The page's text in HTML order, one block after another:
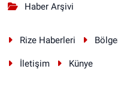
Haber Arşivi
Rize Haberleri
İletişim Künye